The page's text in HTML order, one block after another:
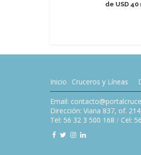
de USD 40
Inicio Cruceros y Líneas
Email:
Dirección: Viana 837, of.
Tel: 56 32 3 500 168 / Cel: